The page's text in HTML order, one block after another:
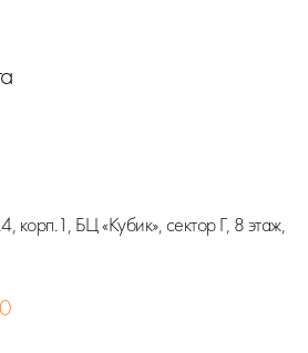
корп.1, БЦ «Кубик», сектор Г, 8 этаж,